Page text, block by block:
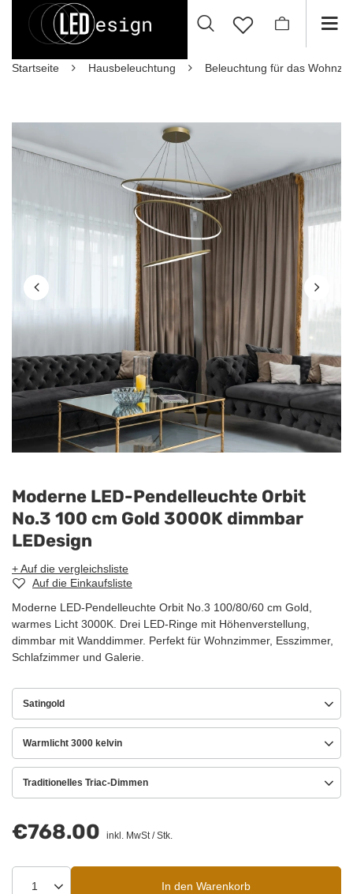
Startseite Hausbeleuchtung Beleuchtung für das
Moderne LED-Pendelleuchte Orbit
No.3 100 cm Gold 3000K dimmbar
LEDesign
+ Auf die vergleichsliste
Auf die Einkaufsliste
Moderne LED-Pendelleuchte Orbit No.3 100/80/60 cm Gold,
warmes Licht 3000K. Drei LED-Ringe mit Höhenverstellung,
dimmbar mit Wanddimmer. Perfekt für Wohnzimmer, Esszimmer,
Schlafzimmer und Galerie.
Satingold
Warmlicht 3000 kelvin
Traditionelles Triac-Dimmen
€768.00 inkl. MwSt/Stk.
In den Warenkorb